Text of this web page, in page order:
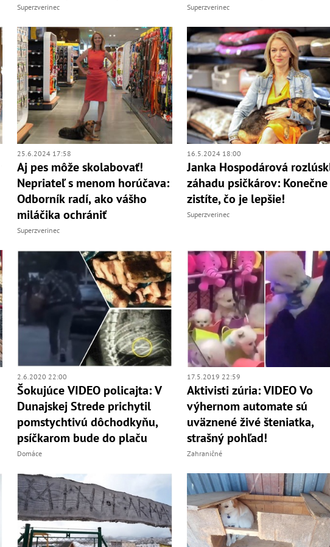
Superzverinec Superzverinec
25.6.2024 17:58
Aj pes môže skolabovať!
Nepriateľ s menom horúčava:
Odborník radí, ako vášho
miláčika ochrániť
Superzverinec
16.5.2024 18:00
Janka Hospodárová
záhadu psičkárov: Konečne
zistíte, čo je lepšie!
Superzverinec
2.6.2020 22:00
Šokujúce VIDEO policajta: V
Dunajskej Strede prichytil
pomstychtivú dôchodkyňu,
psíčkarom bude do plaču
Domáce
17.5.2019 22:59
Aktivisti zúria: VIDEO Vo
výhernom automate sú
uväznené živé šteniatka,
strašný pohľad!
Zahraničné